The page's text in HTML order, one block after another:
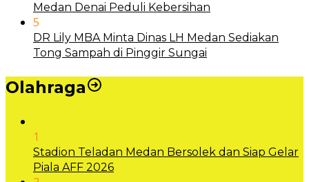
Medan Denai Peduli Kebersihan
5
DR Lily MBA Minta Dinas LH Medan Sediakan
Tong Sampah di Pinggir Sungai
Olahraga
1
Stadion Teladan Medan Bersolek dan Siap Gelar
Piala AFF 2026